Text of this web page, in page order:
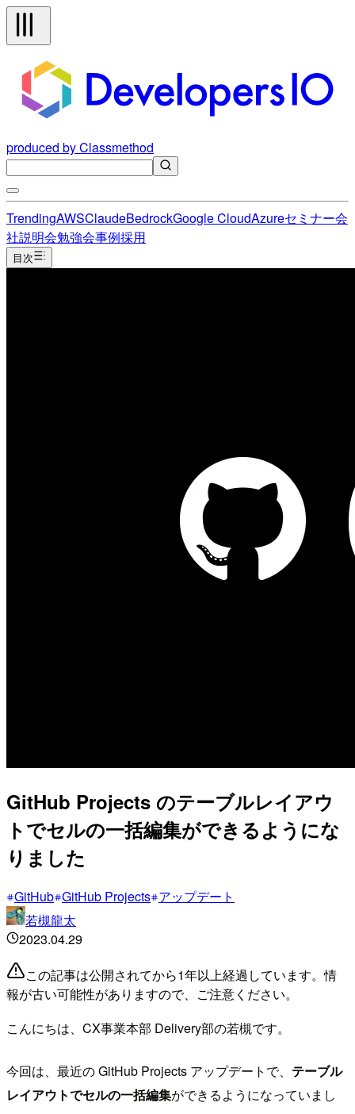
produced by Classmethod
TrendingAWSClaudeBedrockGoogle CloudAzureセミナー会
社説明会勉強会事例採用
目次
GitHub Projects のテーブルレイアウ
トでセルの一括編集ができるようにな
りました
GitHub GitHub Projects アップデート
若槻龍太
2023.04.29
この記事は公開されてから1年以上経過しています。情
報が古い可能性がありますので、ご注意ください。
こんにちは、CX事業本部 Delivery部の若槻です。
今回は、最近の GitHub Projects アップデートで、 テーブル
レイアウトでセルの一括編集ができるようになっていまし